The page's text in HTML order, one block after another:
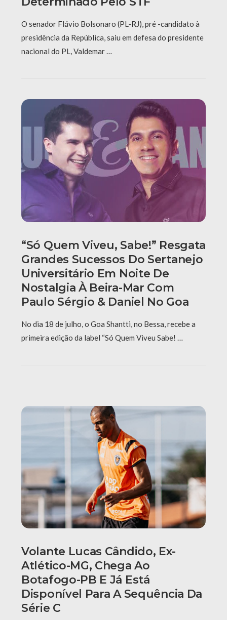
O senador Flávio Bolsonaro (PL-RJ), pré -candidato à
presidência da República, saiu em defesa do presidente
nacional do PL, Valdemar …
“Só Quem Viveu, Sabe!” Resgata
Grandes Sucessos Do Sertanejo
Universitário Em Noite De
Nostalgia À Beira-Mar Com
Paulo Sérgio & Daniel No Goa
No dia 18 de julho, o Goa Shantti, no Bessa, recebe a
primeira edição da label “Só Quem Viveu Sabe! …
Volante Lucas Cândido, Ex-
Atlético-MG, Chega Ao
Botafogo-PB E Já Está
Disponível Para A Sequência Da
Série C